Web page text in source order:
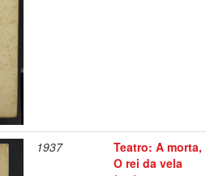
1937
Teatro: A morta,
O rei da vela